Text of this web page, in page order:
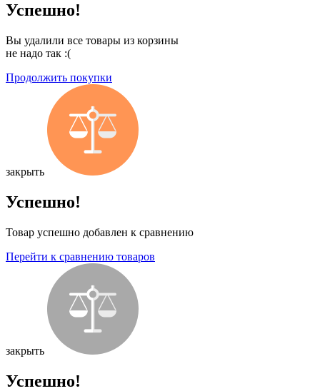
Успешно!
Вы удалили все товары из корзины
не надо так :(
Продолжить покупки
закрыть
Успешно!
Товар успешно добавлен к сравнению
Перейти к сравнению товаров
закрыть
Успешно!